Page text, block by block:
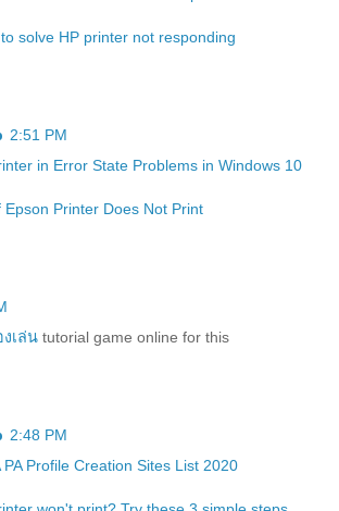
solve HP printer not responding
2:51 PM
in Error State Problems in Windows 10
Epson Printer Does Not Print
เล่น tutorial game online for this
2:48 PM
PA Profile Creation Sites List 2020